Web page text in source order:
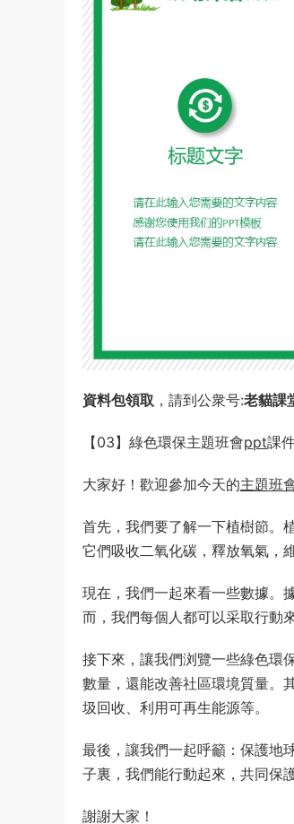
資料包領取 ，請到公衆号:老貓課
【03】綠色環保主題班會ppt課
大家好！歡迎參加今天的主題班
首先，我們要了解一下植樹節。
它們吸收二氧化碳，釋放氧氣，
現在，我們一起來看一些數據。
而，我們每個人都可以采取行動
接下來，讓我們浏覽一些綠色環
數量，還能改善社區環境質量。
圾回收、利用可再生能源等。
最後，讓我們一起呼籲：保護地
子裏，我們能行動起來，共同保
謝謝大家！